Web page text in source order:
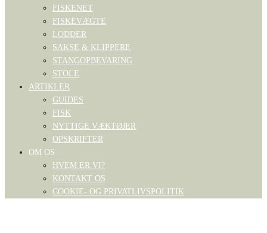
FISKENET
FISKEVÆGTE
LODDER
SAKSE & KLIPPERE
STANGOPBEVARING
STOLE
ARTIKLER
GUIDES
FISK
NYTTIGE VÆKTØJER
OPSKRIFTER
OM OS
HVEM ER VI?
KONTAKT OS
COOKIE- OG PRIVATLIVSPOLITIK